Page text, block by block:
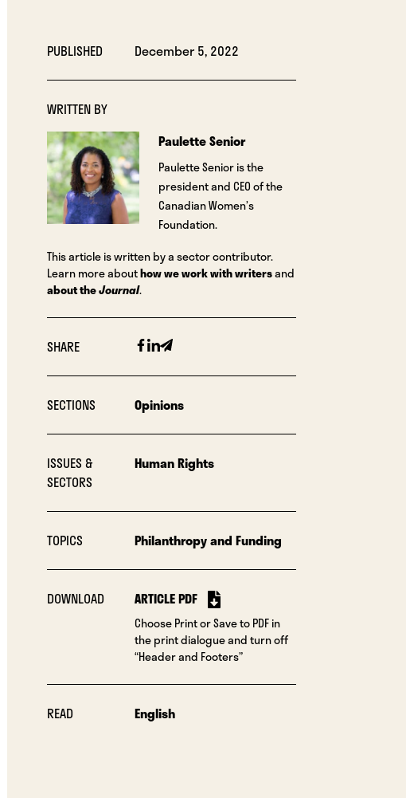
PUBLISHED December 5, 2022
WRITTEN BY
Paulette Senior
Paulette Senior is the
president and CEO of the
Canadian Women’s
Foundation.
This article is written by a sector contributor.
Learn more abouthow we work with writersand
about theJournal.
SHARE Facebook
Linkedin
Email
SECTIONS Opinions
ISSUES &
SECTORS
Human Rights
TOPICS Philanthropy and Funding
DOWNLOAD ARTICLE PDF
Choose Print or Save to PDF in
the print dialogue and turn off
“Header and Footers”
READ English